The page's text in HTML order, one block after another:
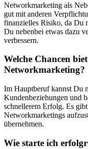
Networkmarketing als
gut mit anderen
finanzielles Risiko, da Du
Du nebenbei etwas dazu
verbessern.
Welche Chancen
Networkmarketing?
Im Hauptberuf kannst Du
Kundenbeziehungen und
schnellerem Erfolg. Es
Networkmarketings
übernehmen.
Wie starte ich